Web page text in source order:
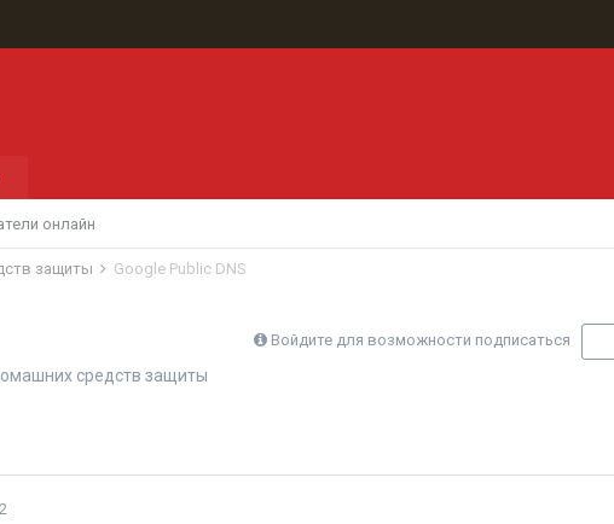
онлайн
защиты Google Public DNS
Войдите для возможности подписаться
средств защиты